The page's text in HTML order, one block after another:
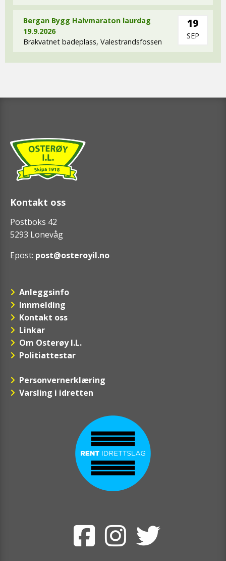
Bergan Bygg Halvmaraton laurdag
19.9.2026
Brakvatnet badeplass, Valestrandsfossen
19
SEP
Kontakt oss
Postboks 42
5293 Lonevåg
Epost: post@osteroyil.no
Anleggsinfo
Innmelding
Kontakt oss
Linkar
Om Osterøy I.L.
Politiattestar
Personvernerklæring
Varsling i idretten